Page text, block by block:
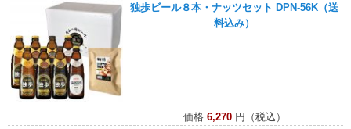
独歩ビール８本・ナッツセット DPN-56K（送
料込み）
価格 6,270円（税込）